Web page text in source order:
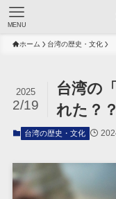
MENU
ホーム 台湾の歴史・文化
台湾の
れた？
2025
2/19
台湾の歴史・文化